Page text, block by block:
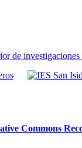
Commons